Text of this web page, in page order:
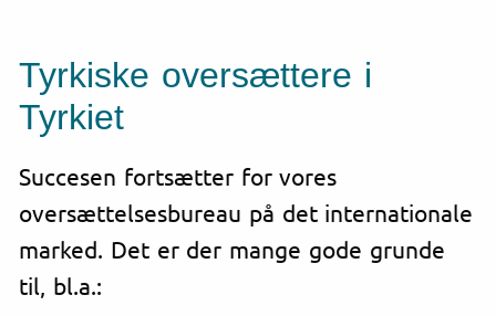
Tyrkiske oversættere i
Tyrkiet
Succesen fortsætter for vores
oversættelsesbureau på det internationale
marked. Det er der mange gode grunde
til, bl.a.: